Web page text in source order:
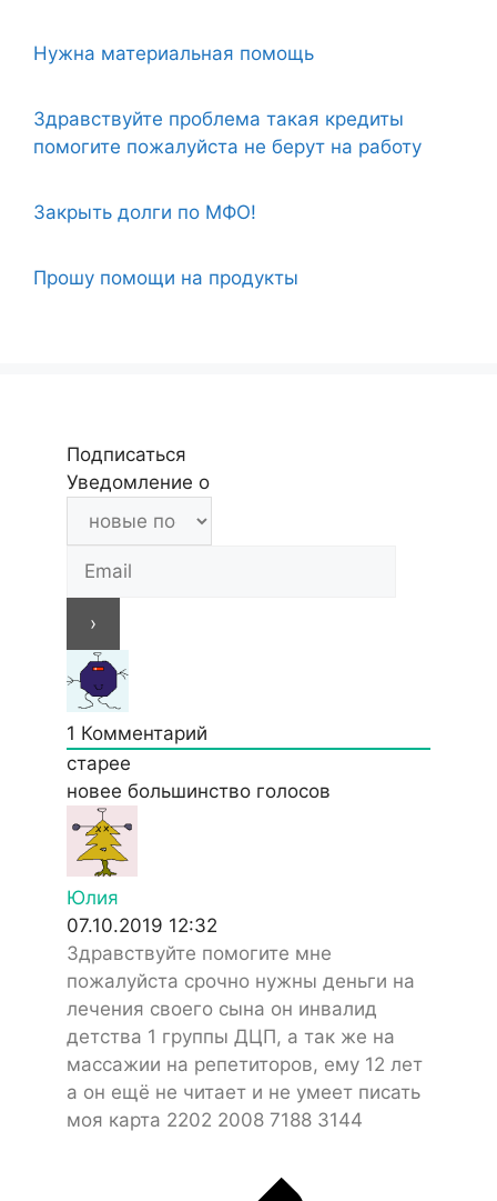
Нужна материальная помощь
Здравствуйте проблема такая кредиты
помогите пожалуйста не берут на работу
Закрыть долги по МФО!
Прошу помощи на продукты
Подписаться
Уведомление о
1 Комментарий
старее
новее большинство голосов
Юлия
07.10.2019 12:32
Здравствуйте помогите мне
пожалуйста срочно нужны деньги на
лечения своего сына он инвалид
детства 1 группы ДЦП, а так же на
массажии на репетиторов, ему 12 лет
а он ещё не читает и не умеет писать
моя карта 2202 2008 7188 3144